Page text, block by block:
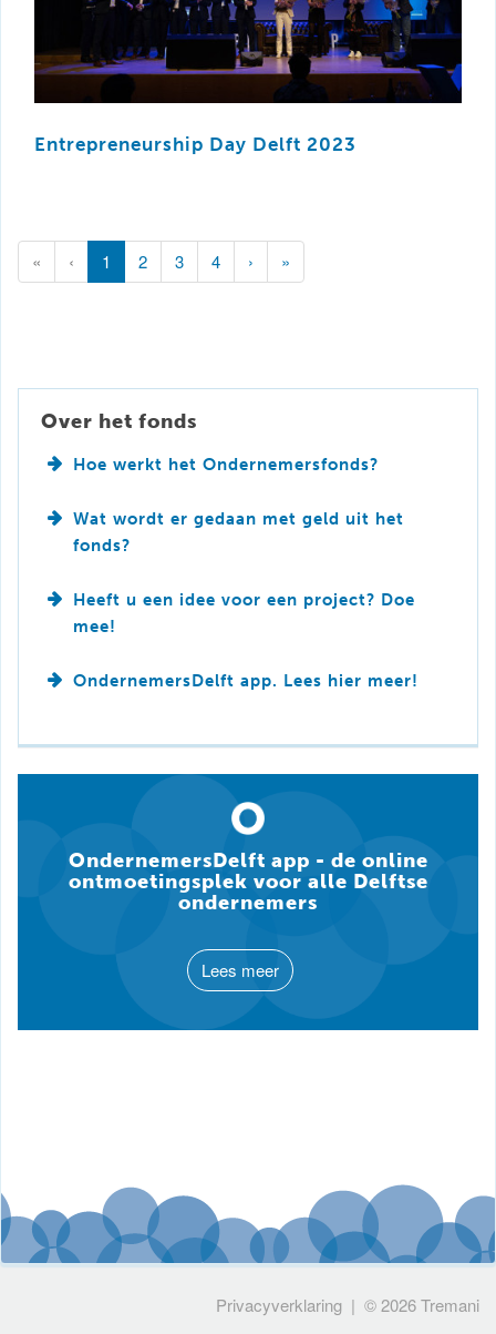
Entrepreneurship Day Delft 2023
« ‹ 1 (current)
2 3 4 › »
Over het fonds
Hoe werkt het Ondernemersfonds?
Wat wordt er gedaan met geld uit het
fonds?
Heeft u een idee voor een project? Doe
mee!
OndernemersDelft app. Lees hier meer!
OndernemersDelft app - de online
ontmoetingsplek voor alle Delftse
ondernemers
Lees meer
Privacyverklaring | © 2026Tremani